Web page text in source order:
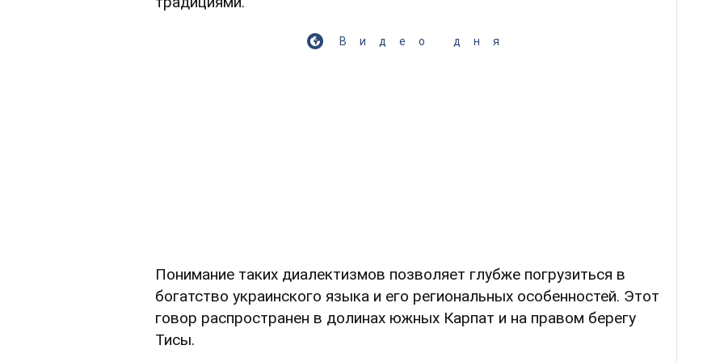
Видео дня
Понимание таких диалектизмов позволяет глубже погрузиться в
богатство украинского языка и его региональных особенностей. Этот
говор распространен в долинах южных Карпат и на правом берегу
Тисы.